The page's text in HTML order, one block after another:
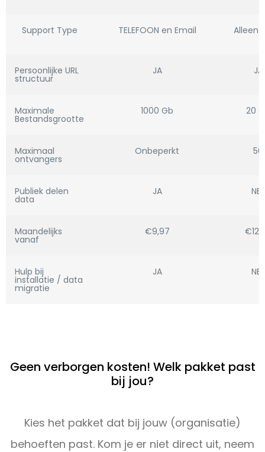
Support Type TELEFOON en Email Alleen
Persoonlijke URL
structuur
JA JA
Maximale
Bestandsgrootte
1000 Gb 20
Maximaal
ontvangers
Onbeperkt 50
Publiek delen
data
JA NEE
Maandelijks
vanaf
€9,97
Hulp bij
installatie / data
migratie
JA NEE
Geen verborgen kosten! Welk pakket past
bij jou?
Kies het pakket dat bij jouw (organisatie)
behoeften past. Kom je er niet direct uit, neem